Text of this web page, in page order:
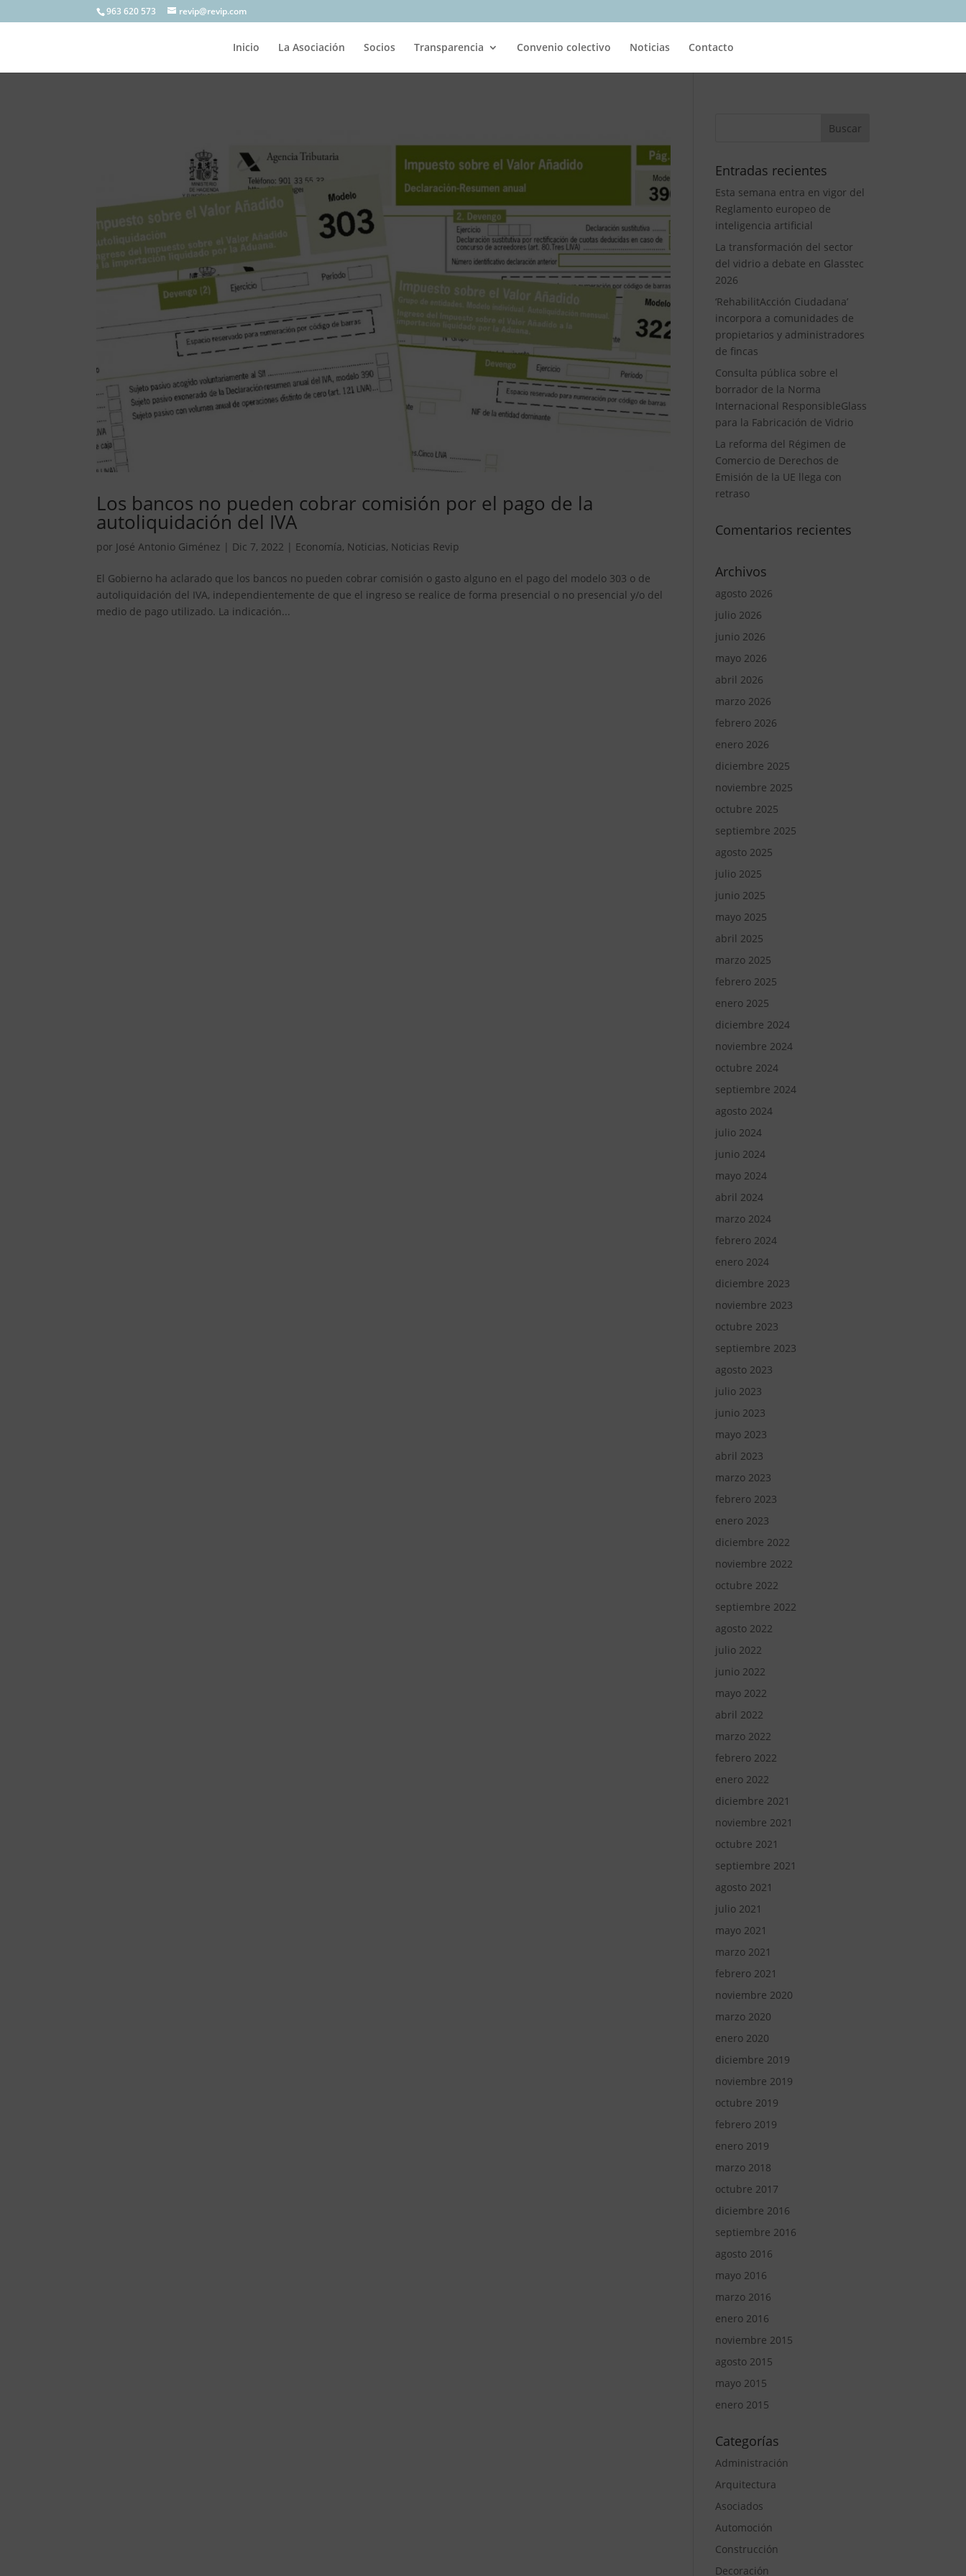
963 620 573 revip@revip.com
Inicio La Asociación Socios Transparencia Convenio colectivo Noticias Contacto
Los bancos no pueden cobrar comisión por el pago de la
autoliquidación del IVA
por José Antonio Giménez | Dic 7, 2022 | Economía, Noticias, Noticias Revip
El Gobierno ha aclarado que los bancos no pueden cobrar comisión o gasto alguno en el pago del modelo 303 o de
autoliquidación del IVA, independientemente de que el ingreso se realice de forma presencial o no presencial y/o del
medio de pago utilizado. La indicación...
Entradas recientes
Esta semana entra en vigor del
Reglamento europeo de
inteligencia artificial
La transformación del sector
del vidrio a debate en Glasstec
2026
‘RehabilitAcción Ciudadana’
incorpora a comunidades de
propietarios y administradores
de fincas
Consulta pública sobre el
borrador de la Norma
Internacional ResponsibleGlass
para la Fabricación de Vidrio
La reforma del Régimen de
Comercio de Derechos de
Emisión de la UE llega con
retraso
Comentarios recientes
Archivos
agosto 2026
julio 2026
junio 2026
mayo 2026
abril 2026
marzo 2026
febrero 2026
enero 2026
diciembre 2025
noviembre 2025
octubre 2025
septiembre 2025
agosto 2025
julio 2025
junio 2025
mayo 2025
abril 2025
marzo 2025
febrero 2025
enero 2025
diciembre 2024
noviembre 2024
octubre 2024
septiembre 2024
agosto 2024
julio 2024
junio 2024
mayo 2024
abril 2024
marzo 2024
febrero 2024
enero 2024
diciembre 2023
noviembre 2023
octubre 2023
septiembre 2023
agosto 2023
julio 2023
junio 2023
mayo 2023
abril 2023
marzo 2023
febrero 2023
enero 2023
diciembre 2022
noviembre 2022
octubre 2022
septiembre 2022
agosto 2022
julio 2022
junio 2022
mayo 2022
abril 2022
marzo 2022
febrero 2022
enero 2022
diciembre 2021
noviembre 2021
octubre 2021
septiembre 2021
agosto 2021
julio 2021
mayo 2021
marzo 2021
febrero 2021
noviembre 2020
marzo 2020
enero 2020
diciembre 2019
noviembre 2019
octubre 2019
febrero 2019
enero 2019
marzo 2018
octubre 2017
diciembre 2016
septiembre 2016
agosto 2016
mayo 2016
marzo 2016
enero 2016
noviembre 2015
agosto 2015
mayo 2015
enero 2015
Categorías
Administración
Arquitectura
Asociados
Automoción
Construcción
Decoración